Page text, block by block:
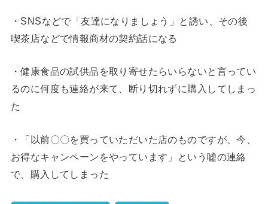
・SNSなどで「友達になりましょう」と誘い、その後
喫茶店などで情報商材の契約話になる
・健康食品の試供品を取り寄せたらいらないと言ってい
るのに何度も連絡が来て、断り切れずに購入してしまっ
た
・「以前〇〇を買っていただいた店のものですが、今、
お得なキャンペーンをやっています」という嘘の連絡
で、購入してしまった